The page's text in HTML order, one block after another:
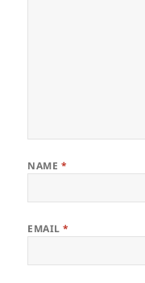
NAME *
EMAIL*